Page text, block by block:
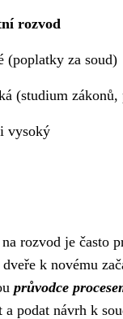
rozvod
(poplatky za soud)
(studium
vysoký
rozvod je
k novému
průvodce
podat návrh k